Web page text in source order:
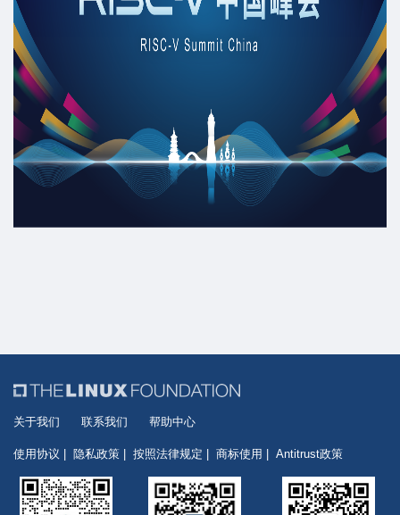
关于我们 联系我们 帮助中心
使用协议 隐私政策 按照法律规定 商标使用 Antitrust政策